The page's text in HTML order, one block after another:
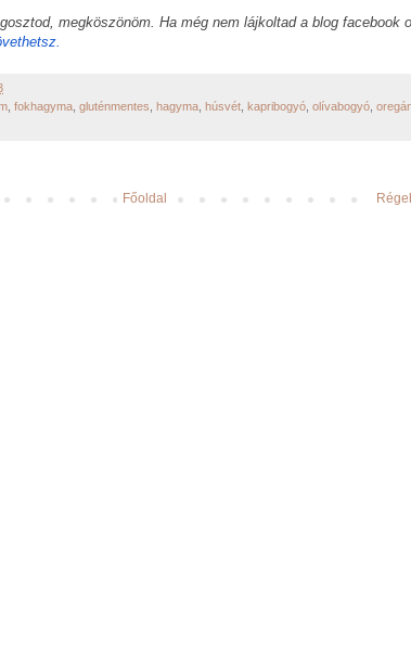
megköszönöm. Ha még nem lájkoltad a blog facebook
fokhagyma gluténmentes hagyma húsvét kapribogyó olívabogyó
Főoldal